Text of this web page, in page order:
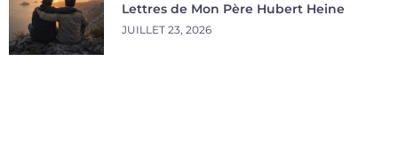
Lettres de Mon Père Hubert Heine
JUILLET 23, 2026